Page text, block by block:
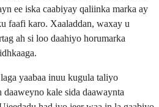
ee iska caabiyay qaliinka marka ay
faafi karo. Xaaladdan, waxay u
ah si loo daahiyo horumarka
yaabaa inuu kugula taliyo
kale sida daawaynta